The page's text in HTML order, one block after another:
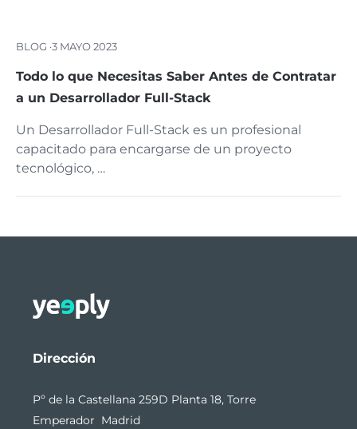
BLOG ·3 MAYO 2023
Todo lo que Necesitas Saber Antes de Contratar
a un Desarrollador Full-Stack
Un Desarrollador Full-Stack es un profesional
capacitado para encargarse de un proyecto
tecnológico, …
Dirección
Pº de la Castellana 259D Planta 18, Torre
Emperador Madrid